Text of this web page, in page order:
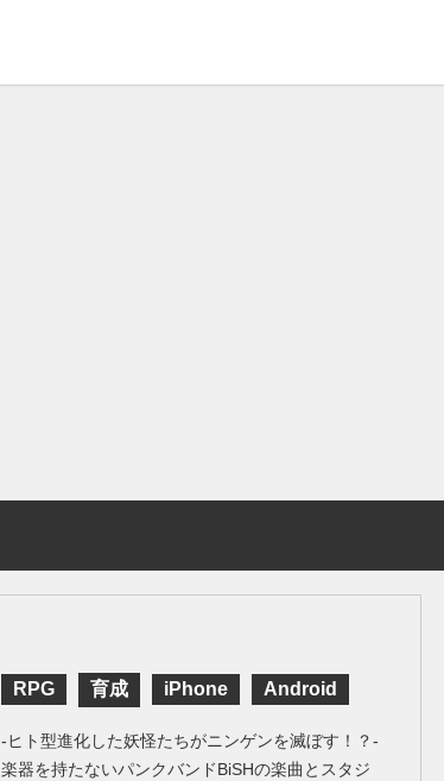
RPG 育成 iPhone Android
-ヒト型進化した妖怪たちがニンゲンを滅ぼす！？-
楽器を持たないパンクバンドBiSHの楽曲とスタジ